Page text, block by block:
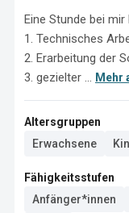
Eine Stunde bei
1. Technisches
2. Erarbeitung der
3. gezielter ... Mehr
Altersgruppen
Erwachsene
Fähigkeitsstufen
Anfänger*innen